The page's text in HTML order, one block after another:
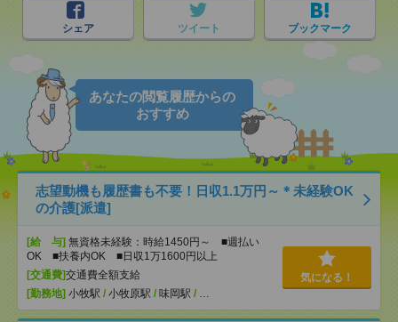
シェア ツイート ブックマーク
あなたの閲覧履歴からの
おすすめ
志望動機も履歴書も不要！日収1.1万円～＊未経験OK
の介護[派遣]
[給 与] 無資格未経験：時給1450円～ ■週払い
OK ■扶養内OK ■日収1万1600円以上
[交通費]交通費全額支給
[勤務地] 小牧駅 / 小牧原駅 / 味岡駅 / …
気になる！